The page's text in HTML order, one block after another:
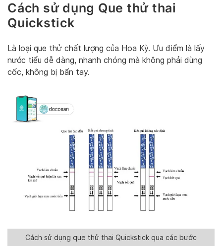
Cách sử dụng Que thử thai
Quickstick
Là loại que thử chất lượng của Hoa Kỳ. Ưu điểm là lấy
nước tiểu dễ dàng, nhanh chóng mà không phải dùng
cốc, không bị bẩn tay.
Cách sử dụng que thử thai Quickstick qua các bước